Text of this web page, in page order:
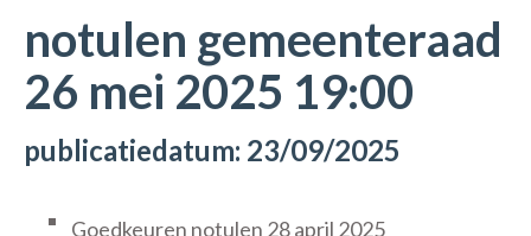
notulen gemeenteraad
26 mei 2025 19:00
publicatiedatum: 23/09/2025
Goedkeuren notulen 28 april 2025